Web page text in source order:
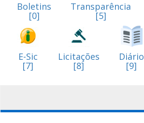
Boletins
[0]
Transparência
[5]
E-Sic
[7]
Licitações
[8]
Diário
[9]